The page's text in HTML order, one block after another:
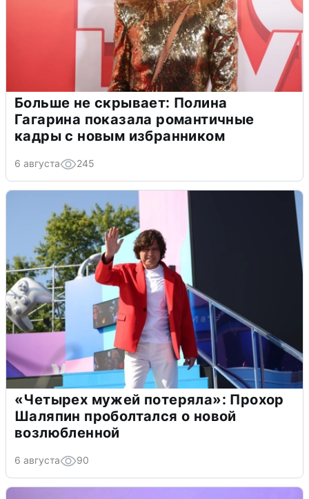
Больше не скрывает: Полина
Гагарина показала романтичные
кадры с новым избранником
6 августа 245
«Четырех мужей потеряла»: Прохор
Шаляпин проболтался о новой
возлюбленной
6 августа 90